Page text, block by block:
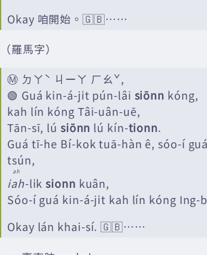
Okay 咱開始。🇬🇧……
（羅馬字）
Ⓜ️ ㄉㄚˋ ㄐーㄚ ㄏㄠˇ,
🟢 Guá kin-á-ji̍t pún-lâi siōnn kóng,
kah lín kóng Tâi-uân-uē,
Tān-sī, lú siōnn lú kín-tionn.
Guá tī-he Bí-kok tuā-hàn ê, sóo-í
tsún,
iah
ah
-li̍ksionn kuân,
Sóo-í guá kin-á-ji̍t kah lín kóng Ing-
Okay lán khai-sí. 🇬🇧……